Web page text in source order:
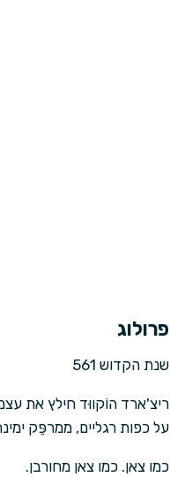
פרולוג
שנת הקדוש 561
ריצ'ארד הוֹקווּד חילץ את
על כפות רגליים, ממרפֵּק
כמו צאן. כמו צאן מחורבן.